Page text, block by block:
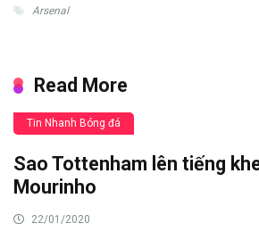
Arsenal
Read More
Tin Nhanh Bóng đá
Sao Tottenham lên tiếng
Mourinho
22/01/2020